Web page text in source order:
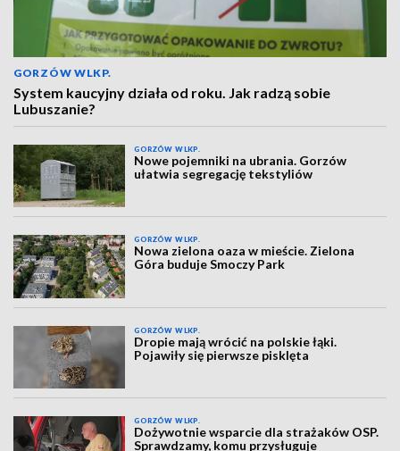
GORZÓW WLKP.
System kaucyjny działa od roku. Jak radzą sobie
Lubuszanie?
GORZÓW WLKP.
Nowe pojemniki na ubrania. Gorzów
ułatwia segregację tekstyliów
GORZÓW WLKP.
Nowa zielona oaza w mieście. Zielona
Góra buduje Smoczy Park
GORZÓW WLKP.
Dropie mają wrócić na polskie łąki.
Pojawiły się pierwsze pisklęta
GORZÓW WLKP.
Dożywotnie wsparcie dla strażaków OSP.
Sprawdzamy, komu przysługuje